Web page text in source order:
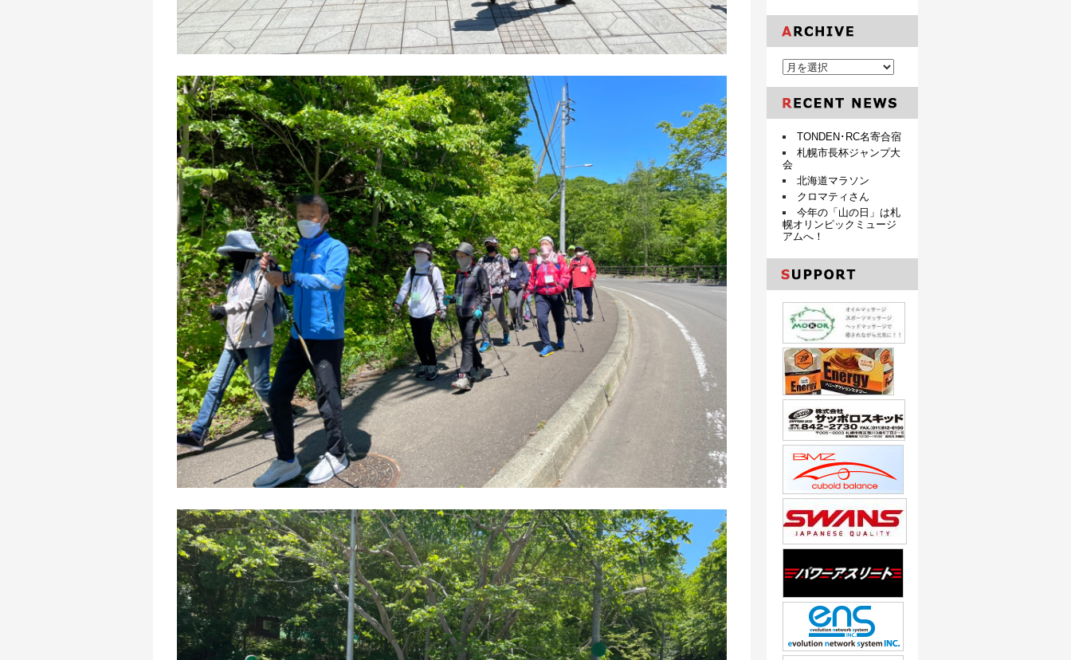
TONDEN･RC名寄合宿
札幌市長杯ジャンプ大
会
北海道マラソン
クロマティさん
今年の「山の日」は札
幌オリンピックミュージ
アムへ！